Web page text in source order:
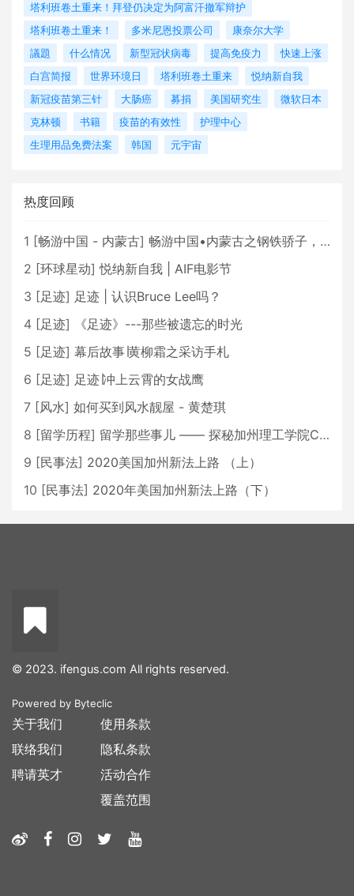
塔利班卷土重来！拜登仍决定为阿富汗撤军辩护
塔利班卷土重来！
多米尼恩投票公司
康奈尔大学
議題
什么情况 新型冠状病毒 提高免疫力
快速上涨
白宫简报
世界环境日 塔利班卷土重来
悦纳新自我
新冠疫苗第三针
大肠癌 募捐 美国研究生
微软日本
克林顿
书籍 疫苗的有效性
护理中心
生理用品免费法案
韩国 元宇宙
热度回顾
1 [畅游中国 - 内蒙古] 畅游中国•内蒙古之钢铁骄子，魅力包头
2 [环球星动] 悦纳新自我 | AIF电影节
3 [足迹] 足迹 | 认识Bruce Lee吗？
4 [足迹]
《足迹》---那些被遗忘的时光
5 [足迹] 幕后故事∣黄柳霜之采访手札
6 [足迹] 足迹∣冲上云霄的女战鹰
7 [风水] 如何买到风水靓屋 - 黄楚琪
8 [留学历程] 留学那些事儿 —— 探秘加州理工学院Caltech博士生活 [上集]
9 [民事法] 2020美国加州新法上路 （上）
10 [民事法] 2020年美国加州新法上路（下）
© 2023. ifengus.com All rights reserved.
Powered by Byteclic
关于我们
联络我们
聘请英才
使用条款
隐私条款
活动合作
覆盖范围